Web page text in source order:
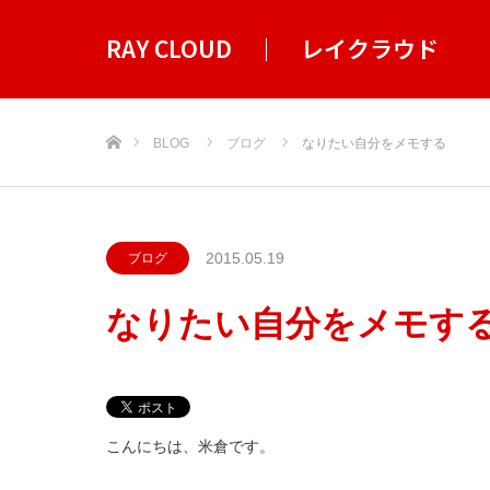
RAY CLOUD ｜ レイクラウド
BLOG ブログ なりたい自分をメモする
ブログ 2015.05.19
なりたい自分をメモす
こんにちは、米倉です。